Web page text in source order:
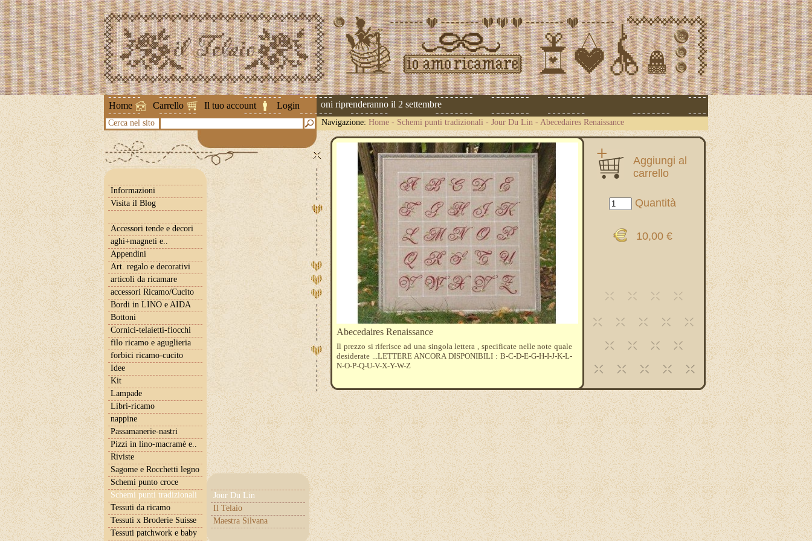
Home Carrello Il tuo account Login
Attenzione ! Le spedizioni riprenderanno il 2 settembre
Cerca nel sito Navigazione: Home - Schemi punti tradizionali - Jour Du Lin - Abecedaires Renaissance
Informazioni
Visita il Blog
Accessori tende e decori
aghi+magneti e..
Appendini
Art. regalo e decorativi
articoli da ricamare
accessori Ricamo/Cucito
Bordi in LINO e AIDA
Bottoni
Cornici-telaietti-fiocchi
filo ricamo e aguglieria
forbici ricamo-cucito
Idee
Kit
Lampade
Libri-ricamo
nappine
Passamanerie-nastri
Pizzi in lino-macramè e..
Riviste
Sagome e Rocchetti legno
Schemi punto croce
Schemi punti tradizionali
Jour Du Lin
Il Telaio
Maestra Silvana
Tessuti da ricamo
Tessuti x Broderie Suisse
Tessuti patchwork e baby
Aggiungi al
carrello
Quantità
10,00 €
Abecedaires Renaissance
Il prezzo si riferisce ad una singola lettera , specificate nelle note quale
desiderate ...LETTERE ANCORA DISPONIBILI : B-C-D-E-G-H-I-J-K-L-
N-O-P-Q-U-V-X-Y-W-Z